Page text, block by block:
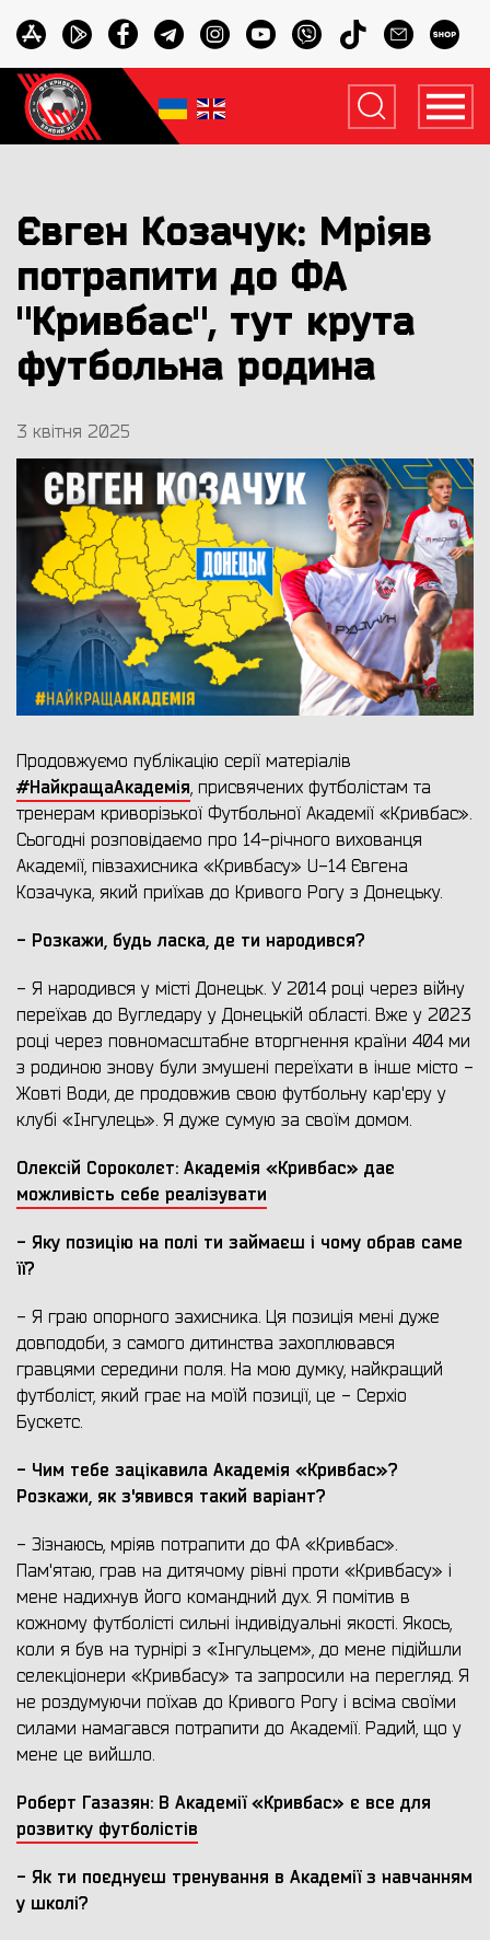
Євген Козачук: Мріяв
потрапити до ФА
"Кривбас", тут крута
футбольна родина
3 квітня 2025
Продовжуємо публікацію серії матеріалів
#НайкращаАкадемія, присвячених футболістам та
тренерам криворізької Футбольної Академії «Кривбас».
Сьогодні розповідаємо про 14-річного вихованця
Академії, півзахисника «Кривбасу» U-14 Євгена
Козачука, який приїхав до Кривого Рогу з Донецьку.
- Розкажи, будь ласка, де ти народився?
- Я народився у місті Донецьк. У 2014 році через війну
переїхав до Вугледару у Донецькій області. Вже у 2023
році через повномасштабне вторгнення країни 404 ми
з родиною знову були змушені переїхати в інше місто -
Жовті Води, де продовжив свою футбольну кар'єру у
клубі «Інгулець». Я дуже сумую за своїм домом.
Олексій Сороколєт: Академія «Кривбас» дає
можливість себе реалізувати
- Яку позицію на полі ти займаєш і чому обрав саме
її?
- Я граю опорного захисника. Ця позиція мені дуже
довподоби, з самого дитинства захоплювався
гравцями середини поля. На мою думку, найкращий
футболіст, який грає на моїй позиції, це - Серхіо
Бускетс.
- Чим тебе зацікавила Академія «Кривбас»?
Розкажи, як з'явився такий варіант?
- Зізнаюсь, мріяв потрапити до ФА «Кривбас».
Пам'ятаю, грав на дитячому рівні проти «Кривбасу» і
мене надихнув його командний дух. Я помітив в
кожному футболісті сильні індивідуальні якості. Якось,
коли я був на турнірі з «Інгульцем», до мене підійшли
селекціонери «Кривбасу» та запросили на перегляд. Я
не роздумуючи поїхав до Кривого Рогу і всіма своїми
силами намагався потрапити до Академії. Радий, що у
мене це вийшло.
Роберт Газазян: В Академії «Кривбас» є все для
розвитку футболістів
- Як ти поєднуєш тренування в Академії з навчанням
у школі?